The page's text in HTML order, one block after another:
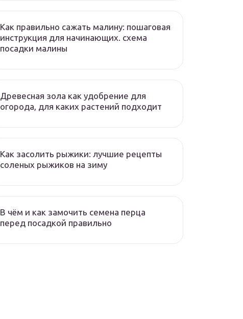
Как правильно сажать малину: пошаговая
инструкция для начинающих. схема
посадки малины
Древесная зола как удобрение для
огорода, для каких растений подходит
Как засолить рыжики: лучшие рецепты
соленых рыжиков на зиму
В чём и как замочить семена перца
перед посадкой правильно